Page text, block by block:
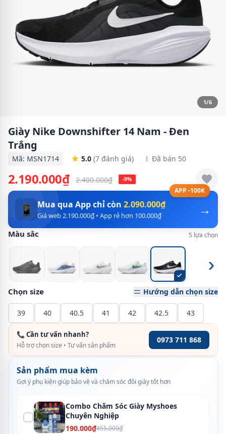
1/6
Giày Nike Downshifter 14 Nam - Đen
Trắng
Mã: MSN1714 5.0 (7 đánh giá) Đã bán 50
2.190.000₫ 2.400.000₫ -9%
APP -100K
→
📱 Mua qua App chỉ còn 2.090.000₫
Giá web 2.190.000₫ • App rẻ hơn 100.000₫
Màu sắc 5 lựa chọn
›
Chọn size Hướng dẫn chọn size
39 40 40.5 41 42 42.5 43
📞 Cần tư vấn nhanh?
Hỗ trợ chọn size • Tư vấn sản phẩm
0973 711 868
Sản phẩm mua kèm
Gợi ý phụ kiện giúp bảo vệ và chăm sóc đôi giày tốt hơn
Combo Chăm Sóc Giày Myshoes
Chuyên Nghiệp
190.000₫455.000₫